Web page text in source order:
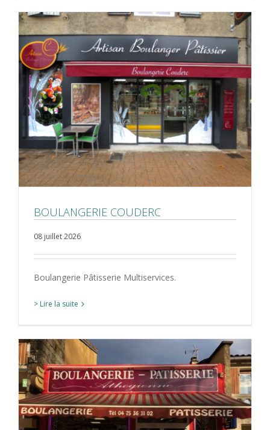
BOULANGERIE COUDERC
08 juillet 2026
Boulangerie Pâtisserie Multiservices.
> Lire la suite